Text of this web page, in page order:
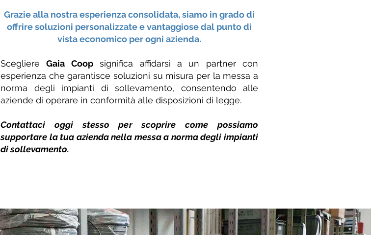
Grazie alla nostra esperienza consolidata, siamo in grado di
offrire soluzioni personalizzate e vantaggiose dal punto di
vista economico per ogni azienda.
ScegliereGaia Coopsignifica affidarsi a un partner con
esperienza che garantisce soluzioni su misura per la messa a
norma degli impianti di sollevamento, consentendo alle
aziende di operare in conformità alle disposizioni di legge.
Contattaci oggi stesso per scoprire come possiamo
supportare la tua azienda nella messa a norma degli impianti
di sollevamento.